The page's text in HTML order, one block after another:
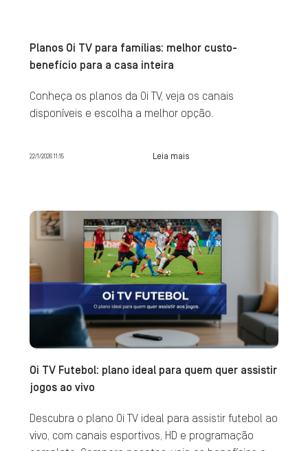
Planos Oi TV para famílias: melhor custo-
benefício para a casa inteira
Conheça os planos da Oi TV, veja os canais
disponíveis e escolha a melhor opção.
22/1/2026 11:15 Leia mais
Oi TV Futebol: plano ideal para quem quer assistir
jogos ao vivo
Descubra o plano Oi TV ideal para assistir futebol ao
vivo, com canais esportivos, HD e programação